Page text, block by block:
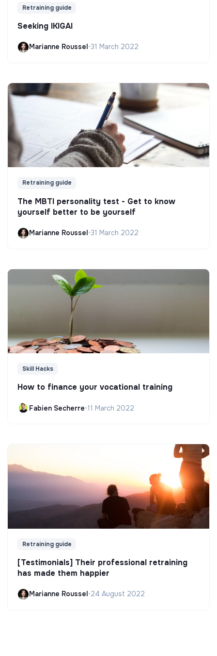
Retraining guide
Seeking IKIGAI
Marianne Roussel •31 March 2022
Retraining guide
The MBTI personality test - Get to know
yourself better to be yourself
Marianne Roussel•31 March 2022
Skill Hacks
How to finance your vocational training
Fabien Secherre•11 March 2022
Retraining guide
[Testimonials] Their professional retraining
has made them happier
Marianne Roussel •24 August 2022